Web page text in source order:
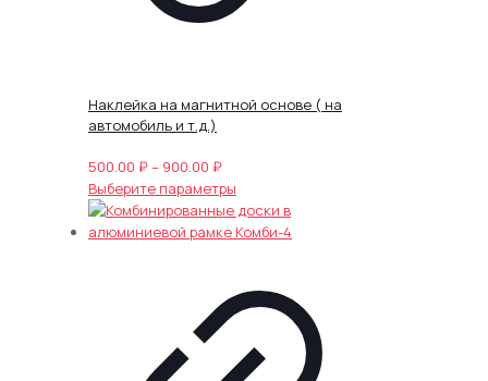
Наклейка на магнитной основе ( на
автомобиль и т.д.)
500.00 ₽– 900.00 ₽Диапазон
цен:
500.00 ₽
–
Выберите параметры
товар
имеет
Опции
можно
на